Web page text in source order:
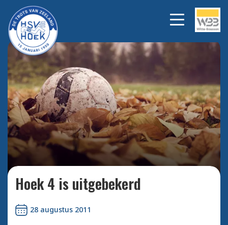
Bekijk alle foto's
Hoek 4 is uitgebekerd
28 augustus 2011